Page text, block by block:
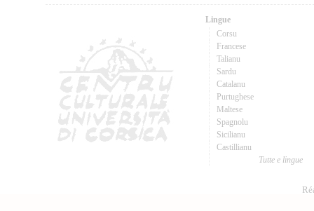
Lingue
Corsu
Francese
Talianu
Sardu
Catalanu
Purtughese
Maltese
Spagnolu
Sicilianu
Castillianu
Tutte e lingue